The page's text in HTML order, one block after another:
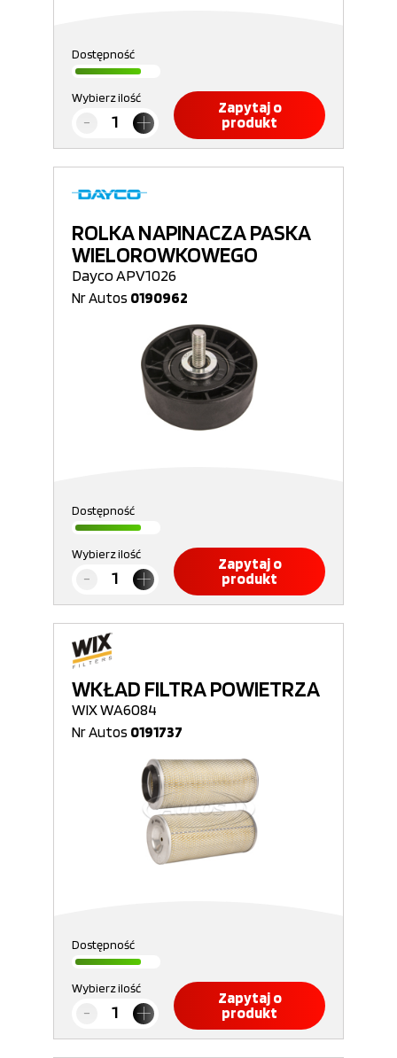
Dostępność
Wybierz ilość
Zapytaj o
produkt
ROLKA NAPINACZA PASKA
WIELOROWKOWEGO
Dayco APV1026
Nr Autos 0190962
Dostępność
Wybierz ilość
Zapytaj o
produkt
WKŁAD FILTRA POWIETRZA
WIX WA6084
Nr Autos 0191737
Dostępność
Wybierz ilość
Zapytaj o
produkt